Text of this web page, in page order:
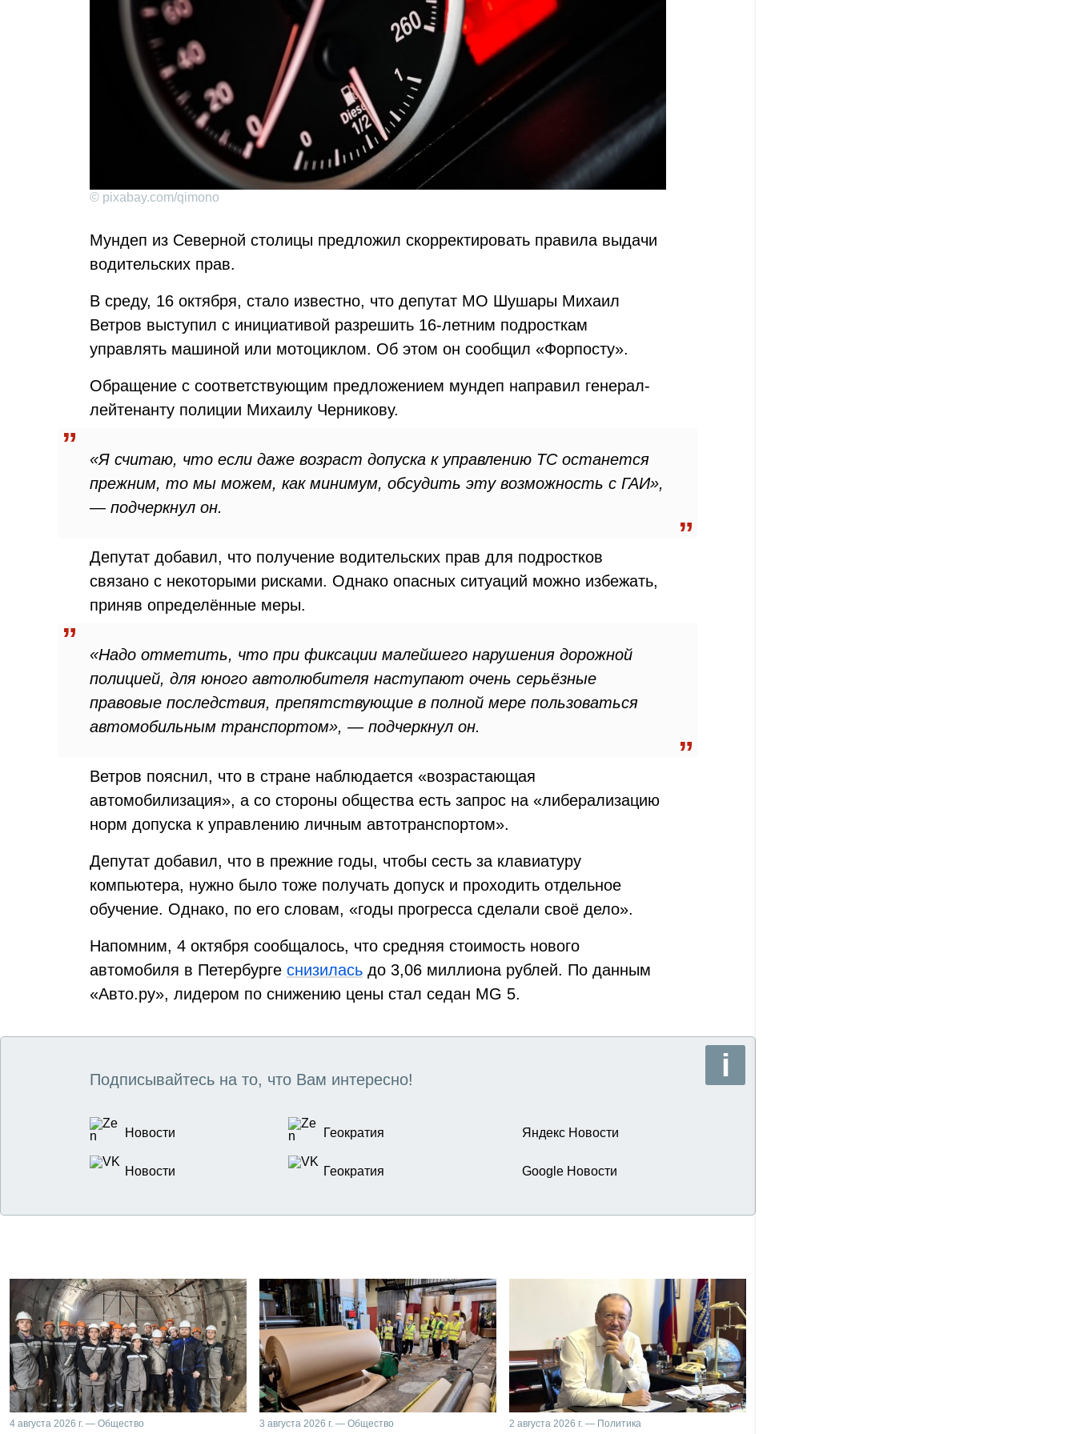
© pixabay.com/qimono
Мундеп из Северной столицы предложил скорректировать правила выдачи
водительских прав.
В среду, 16 октября, стало известно, что депутат МО Шушары Михаил
Ветров выступил с инициативой разрешить 16-летним подросткам
управлять машиной или мотоциклом. Об этом он сообщил «Форпосту».
Обращение с соответствующим предложением мундеп направил генерал-
лейтенанту полиции Михаилу Черникову.
«Я считаю, что если даже возраст допуска к управлению ТС останется
прежним, то мы можем, как минимум, обсудить эту возможность с ГАИ»,
— подчеркнул он.
Депутат добавил, что получение водительских прав для подростков
связано с некоторыми рисками. Однако опасных ситуаций можно избежать,
приняв определённые меры.
«Надо отметить, что при фиксации малейшего нарушения дорожной
полицией, для юного автолюбителя наступают очень серьёзные
правовые последствия, препятствующие в полной мере пользоваться
автомобильным транспортом», — подчеркнул он.
Ветров пояснил, что в стране наблюдается «возрастающая
автомобилизация», а со стороны общества есть запрос на «либерализацию
норм допуска к управлению личным автотранспортом».
Депутат добавил, что в прежние годы, чтобы сесть за клавиатуру
компьютера, нужно было тоже получать допуск и проходить отдельное
обучение. Однако, по его словам, «годы прогресса сделали своё дело».
Напомним, 4 октября сообщалось, что средняя стоимость нового
автомобиля в Петербурге снизилась до 3,06 миллиона рублей. По данным
«Авто.ру», лидером по снижению цены стал седан MG 5.
Подписывайтесь на то, что Вам интересно!
Новости Геократия Яндекс Новости
Новости Геократия Google Новости
4 августа 2026 г. — Общество 3 августа 2026 г. — Общество 2 августа 2026 г. — Политика